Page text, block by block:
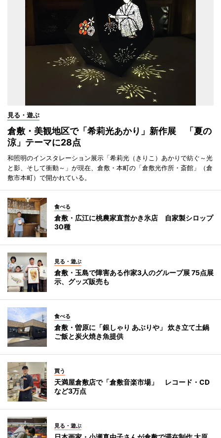
見る・遊ぶ
倉敷・美観地区で「希莉光あかり」新作展 「夏の
涼」テーマに28点
和照明のインスタレーション展示「希莉光（きりこ）あかりで紡ぐ～光
と影、そして衝動～」が現在、倉敷・本町の「倉敷光作所・斎館」（倉
敷市本町）で開かれている。
食べる
倉敷・広江に桃農家直営かき氷店 自家製シロップ
30種
見る・遊ぶ
倉敷・玉島で障害ある作家3人のグループ展 75点展
示、グッズ販売も
食べる
倉敷・曽原に「銀しゃり あぶりや」 炊き立て土鍋
ご飯と炭火焼き魚提供
買う
天満屋倉敷店で「倉敷音楽市場」 レコード・CD
など3万点
見る・遊ぶ